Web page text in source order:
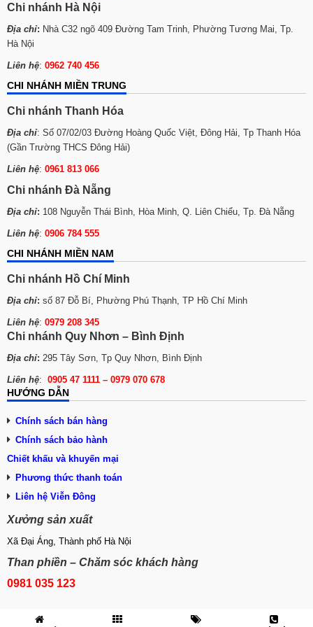
33-Nồi nấu phở bằng điện 200 lít
34-Nồi nấu phở inox bằng điện
35- Nồi nấu phở bằng điện
Chi nhánh Hà Nội
Địa chỉ: Nhà C32 ngõ 409 Đường Tam Trinh, Phường Tương Mai, Tp.
Hà Nội
Liên hệ: 0962 740 456
CHI NHÁNH MIỀN TRUNG
Chi nhánh Thanh Hóa
Địa chỉ: Số 07/02/03 Đường Hoàng Quốc Việt, Đông Hải, Tp Thanh Hóa
(Gần Trường THCS Đông Hải)
Liên hệ: 0961 813 066
Chi nhánh Đà Nẵng
Địa chỉ: 108 Nguyễn Thái Bình, Hòa Minh, Q. Liên Chiểu, Tp. Đà Nẵng
Liên hệ: 0906 784 555
CHI NHÁNH MIỀN NAM
Chi nhánh Hồ Chí Minh
Địa chỉ: số 87 Đỗ Bí, Phường Phú Thạnh, TP Hồ Chí Minh
Liên hệ: 0979 208 345
Chi nhánh Quy Nhơn – Bình Định
Địa chỉ: 295 Tây Sơn, Tp Quy Nhơn, Bình Định
Liên hệ: 0905 47 1111 – 0979 070 678
HƯỚNG DẪN
Chính sách bán hàng
Chính sách bảo hành
Chiết khấu và khuyến mại
Phương thức thanh toán
Liên hệ Viễn Đông
Xưởng sản xuất
Xã Đại Áng, Thành phố Hà Nội
Than phiền – Chăm sóc khách hàng
0981 035 123
© 2020 Nồi nấu phở bằng điện. Thiết kế Website bởi Trongtamtay.com